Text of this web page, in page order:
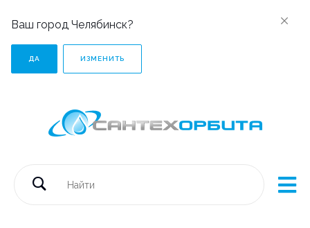
Ваш город Челябинск?
ДА ИЗМЕНИТЬ